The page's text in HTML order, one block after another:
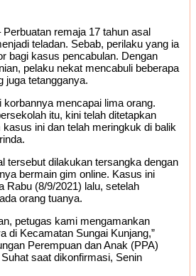
Perbuatan remaja 17 tahun asal
teladan. Sebab, perilaku yang ia
bagi kasus pencabulan. Dengan
pelaku nekat mencabuli beberapa
juga tetangganya.
korbannya mencapai lima orang.
itu, kini telah ditetapkan
ini dan telah meringkuk di balik
tersebut dilakukan tersangka dengan
bermain gim online. Kasus ini
Rabu (8/9/2021) lalu, setelah
orang tuanya.
petugas kami mengamankan
di Kecamatan Sungai Kunjang,”
Perempuan dan Anak (PPA)
saat dikonfirmasi, Senin